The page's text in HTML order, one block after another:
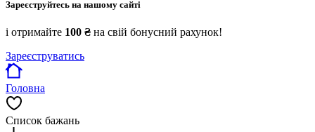
Зареєструйтесь на нашому сайті
і отримайте 100 ₴ на свій бонусний рахунок!
Зареєструватись
Головна
Список бажань